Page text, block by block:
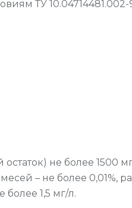
ТУ 10.04714481.002-
не более 1500
– не более 0,01%,
1,5 мг/л.